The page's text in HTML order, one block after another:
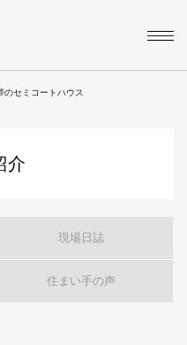
のセミコートハウス
介
現場日誌
住まい手の声